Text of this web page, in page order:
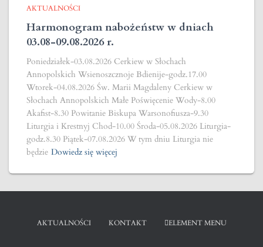
AKTUALNOŚCI
Harmonogram nabożeństw w dniach
03.08-09.08.2026 r.
Poniedziałek-03.08.2026 Cerkiew w Słochach
Annopolskich Wsienoszcznoje Bdienije-godz.17.00
Wtorek-04.08.2026 Św. Marii Magdaleny Cerkiew w
Słochach Annopolskich Małe Poświęcenie Wody-8.00
Akafist-8.30 Powitanie Biskupa Warsonofiusza-9.30
Liturgia i Krestnyj Chod-10.00 Środa-05.08.2026 Liturgia-
godz.8.30 Piątek-07.08.2026 W tym dniu Liturgia nie
będzie Dowiedz się więcej
AKTUALNOŚCI KONTAKT ELEMENT MENU